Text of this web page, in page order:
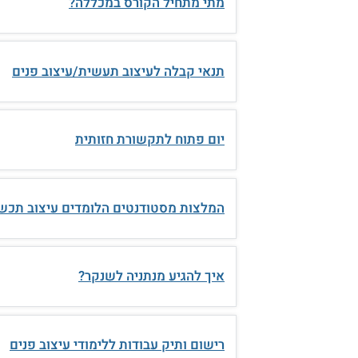
תנאי קבלה לעיצוב תעשית/עיצוב פנים
יום פתוח לתקשורת חזותית
המלצות מסטודנטים הלומדים עיצוב
איך להגיע מנתניה לשנקר?
רישום ותיק עבודות ללימודי עיצוב פנים